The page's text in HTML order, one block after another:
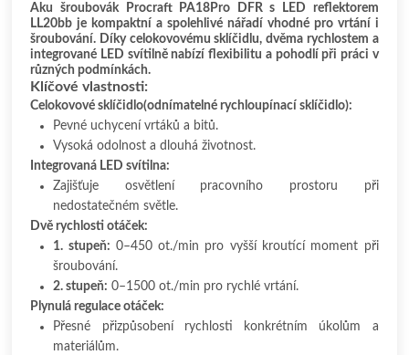
Aku šroubovák Procraft PA18Pro DFR s LED reflektorem
LL20bb je kompaktní a spolehlivé nářadí vhodné pro vrtání i
šroubování. Díky celokovovému sklíčidlu, dvěma rychlostem a
integrované LED svítilně nabízí flexibilitu a pohodlí při práci v
různých podmínkách.
Klíčové vlastnosti:
Celokovové sklíčidlo(odnímatelné rychloupínací sklíčidlo):
Pevné uchycení vrtáků a bitů.
Vysoká odolnost a dlouhá životnost.
Integrovaná LED svítilna:
Zajišťuje osvětlení pracovního prostoru při
nedostatečném světle.
Dvě rychlosti otáček:
1. stupeň: 0–450 ot./min pro vyšší kroutící moment při
šroubování.
2. stupeň: 0–1500 ot./min pro rychlé vrtání.
Plynulá regulace otáček:
Přesné přizpůsobení rychlosti konkrétním úkolům a
materiálům.